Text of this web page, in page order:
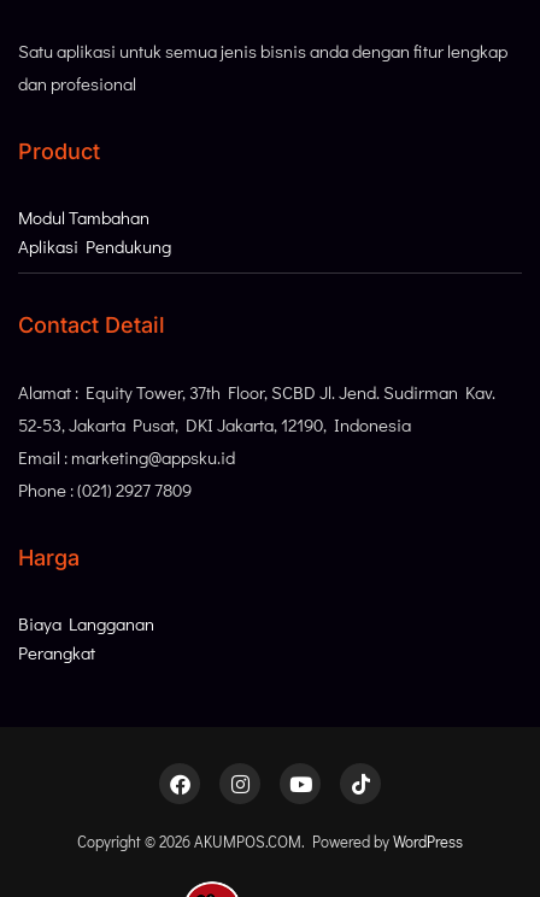
Satu aplikasi untuk semua jenis bisnis anda dengan fitur lengkap
dan profesional
Product
Modul Tambahan
Aplikasi Pendukung
Contact Detail
Alamat : Equity Tower, 37th Floor, SCBD Jl. Jend. Sudirman Kav.
52-53, Jakarta Pusat, DKI Jakarta, 12190, Indonesia
Email : marketing@appsku.id
Phone : (021) 2927 7809
Harga
Biaya Langganan
Perangkat
Copyright © 2026 AKUMPOS.COM. Powered byWordPress